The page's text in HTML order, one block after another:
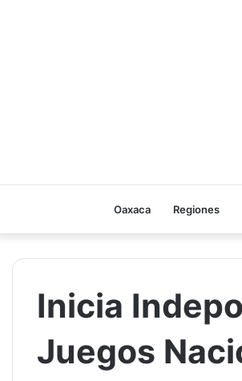
Oaxaca Regiones
Inicia
Juegos